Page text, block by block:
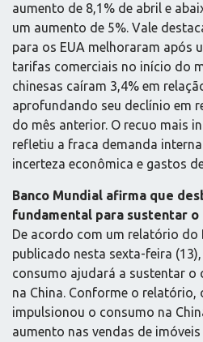
aumento de 8,1% de abril e
um aumento de 5%. Vale
para os EUA melhoraram após
tarifas comerciais no início do
chinesas caíram 3,4% em
aprofundando seu declínio em
do mês anterior. O recuo mais
refletiu a fraca demanda
incerteza econômica e gastos
Banco Mundial afirma que
fundamental para sustentar o
De acordo com um relatório do
publicado nesta sexta-feira
consumo ajudará a sustentar o
na China. Conforme o
impulsionou o consumo na
aumento nas vendas de